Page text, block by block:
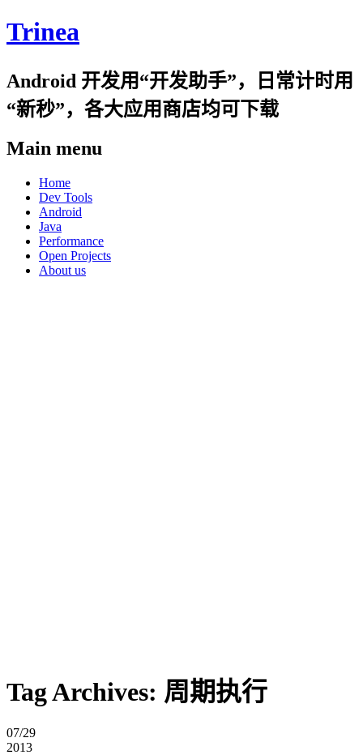
Trinea
Android 开发用“开发助手”，日常计时用
“新秒”，各大应用商店均可下载
Main menu
Skip
content
Home
Dev Tools
Android
Java
Performance
Open Projects
About us
Tag Archives: 周期执行
07/29
2013